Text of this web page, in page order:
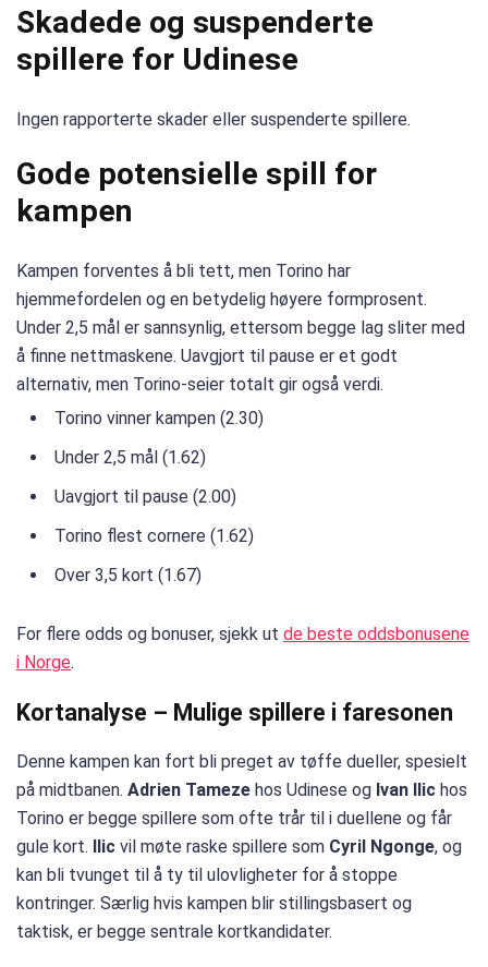
Skadede og suspenderte
spillere for Udinese
Ingen rapporterte skader eller suspenderte spillere.
Gode potensielle spill for
kampen
Kampen forventes å bli tett, men Torino har
hjemmefordelen og en betydelig høyere formprosent.
Under 2,5 mål er sannsynlig, ettersom begge lag sliter med
å finne nettmaskene. Uavgjort til pause er et godt
alternativ, men Torino-seier totalt gir også verdi.
Torino vinner kampen (2.30)
Under 2,5 mål (1.62)
Uavgjort til pause (2.00)
Torino flest cornere (1.62)
Over 3,5 kort (1.67)
For flere odds og bonuser, sjekk ut de beste oddsbonusene
i Norge.
Kortanalyse – Mulige spillere i faresonen
Denne kampen kan fort bli preget av tøffe dueller, spesielt
på midtbanen. Adrien Tameze hos Udinese og Ivan Ilic hos
Torino er begge spillere som ofte trår til i duellene og får
gule kort.
Ilic vil møte raske spillere som Cyril Ngonge, og
kan bli tvunget til å ty til ulovligheter for å stoppe
kontringer. Særlig hvis kampen blir stillingsbasert og
taktisk, er begge sentrale kortkandidater.